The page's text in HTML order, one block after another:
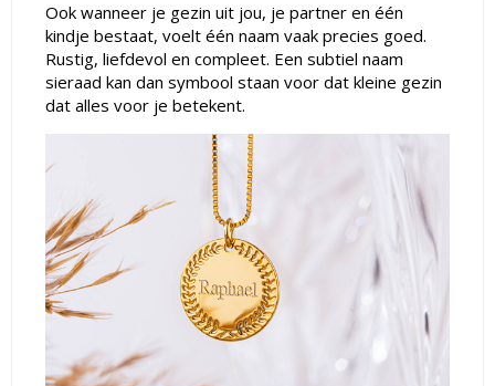
Ook wanneer je gezin uit jou, je partner en één
kindje bestaat, voelt één naam vaak precies goed.
Rustig, liefdevol en compleet. Een subtiel naam
sieraad kan dan symbool staan voor dat kleine gezin
dat alles voor je betekent.